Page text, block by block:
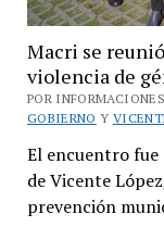
Macri se
violencia de
POR
GOBIERNO Y
El encuentro fue
de Vicente
prevención